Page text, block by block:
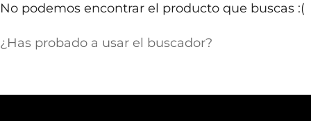
No podemos encontrar el producto que buscas :(
¿Has probado a usar el buscador?